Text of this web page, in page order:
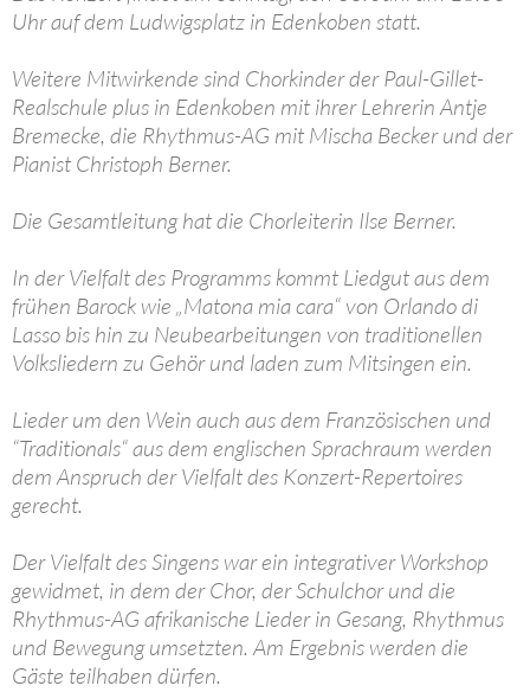
Uhr auf dem Ludwigsplatz in Edenkoben statt.
Weitere Mitwirkende sind Chorkinder der Paul-Gillet-
Realschule plus in Edenkoben mit ihrer Lehrerin Antje
Bremecke, die Rhythmus-AG mit Mischa Becker und der
Pianist Christoph Berner.
Die Gesamtleitung hat die Chorleiterin Ilse Berner.
In der Vielfalt des Programms kommt Liedgut aus dem
frühen Barock wie „Matona mia cara“ von Orlando di
Lasso bis hin zu Neubearbeitungen von traditionellen
Volksliedern zu Gehör und laden zum Mitsingen ein.
Lieder um den Wein auch aus dem Französischen und
“Traditionals“ aus dem englischen Sprachraum werden
dem Anspruch der Vielfalt des Konzert-Repertoires
gerecht.
Der Vielfalt des Singens war ein integrativer Workshop
gewidmet, in dem der Chor, der Schulchor und die
Rhythmus-AG afrikanische Lieder in Gesang, Rhythmus
und Bewegung umsetzten. Am Ergebnis werden die
Gäste teilhaben dürfen.